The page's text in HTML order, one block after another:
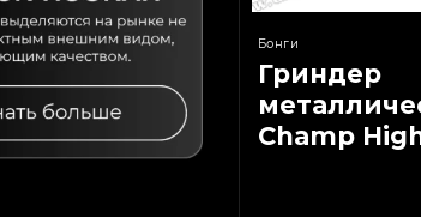
Бонги
Гриндер
Champ